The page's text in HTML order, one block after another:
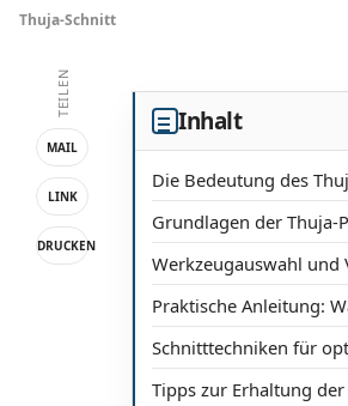
Thuja-Schnitt
TEILEN
MAIL
LINK
DRUCKEN
Inhalt
Die Bedeutung des
Grundlagen der Thuja-
Werkzeugauswahl und
Praktische Anleitung:
Schnitttechniken für
Tipps zur Erhaltung